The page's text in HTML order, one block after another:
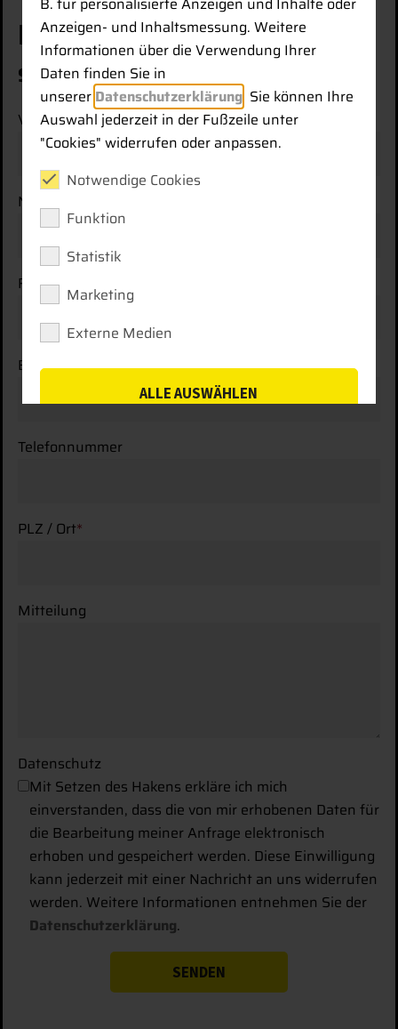
Kontaktieren Sie uns
Schnell. Persönlich. Unkompliziert
Vorname*
Nachname
Firma
E-Mail-Adresse*
Telefonnummer
PLZ / Ort*
Mitteilung
Datenschutz
Mit Setzen des Hakens erkläre ich mich
einverstanden, dass die von mir erhobenen Daten für
die Bearbeitung meiner Anfrage elektronisch
erhoben und gespeichert werden. Diese Einwilligung
kann jederzeit mit einer Nachricht an uns widerrufen
werden. Weitere Informationen entnehmen Sie der
Datenschutzerklärung.
Anzeigen- und Inhaltsmessung. Weitere
Informationen über die Verwendung Ihrer
Daten finden Sie in
unserer Datenschutzerklärung . Sie können Ihre
Auswahl jederzeit in der Fußzeile unter
"Cookies" widerrufen oder anpassen.
Notwendige Cookies
Funktion
Statistik
Marketing
Externe Medien
ALLE AUSWÄHLEN